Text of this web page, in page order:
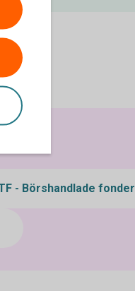
- Börshandlade fonder